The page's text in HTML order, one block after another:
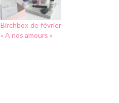
Birchbox de février
« A nos amours »